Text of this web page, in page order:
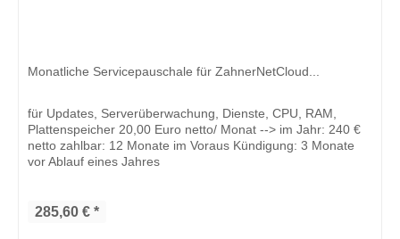
Monatliche Servicepauschale für ZahnerNetCloud...
für Updates, Serverüberwachung, Dienste, CPU, RAM,
Plattenspeicher 20,00 Euro netto/ Monat --> im Jahr: 240 €
netto zahlbar: 12 Monate im Voraus Kündigung: 3 Monate
vor Ablauf eines Jahres
285,60 € *